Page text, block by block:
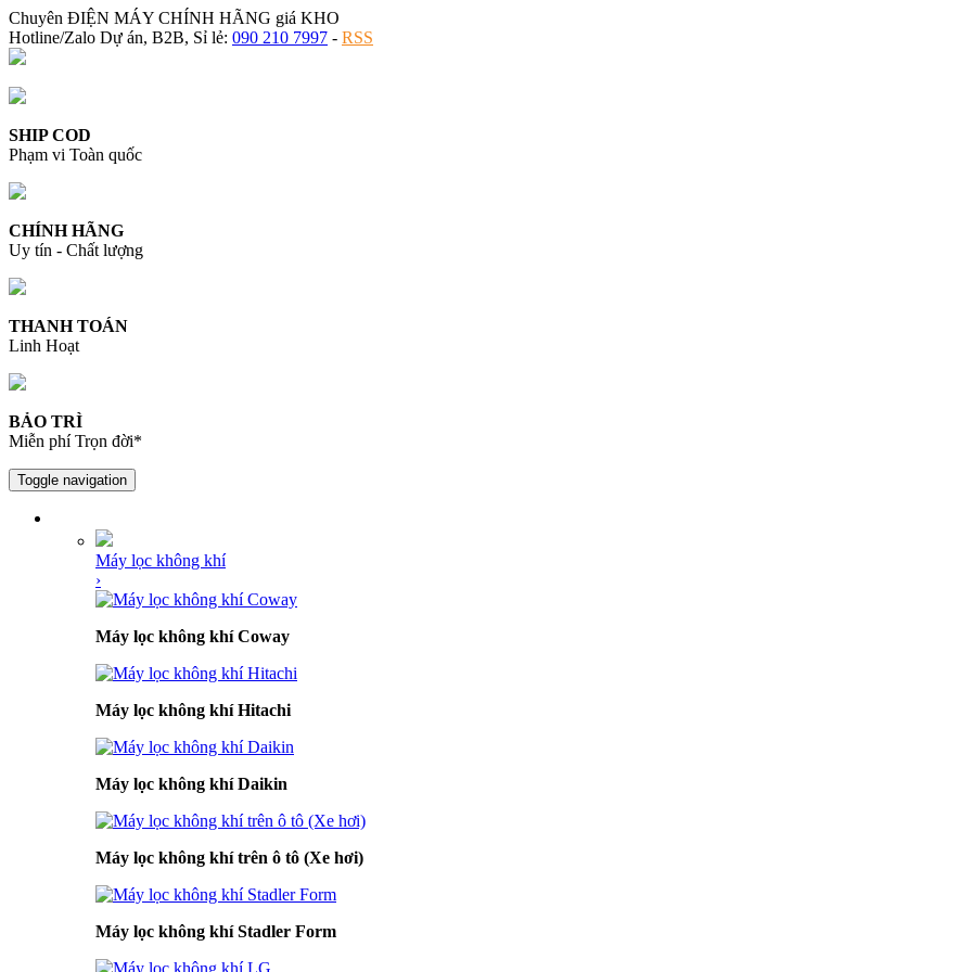
Chuyên ĐIỆN MÁY CHÍNH HÃNG giá KHO
Hotline/Zalo Dự án, B2B, Sỉ lẻ: 090 210 7997 - RSS
SHIP COD
Phạm vi Toàn quốc
CHÍNH HÃNG
Uy tín - Chất lượng
THANH TOÁN
Linh Hoạt
BẢO TRÌ
Miễn phí Trọn đời*
Toggle navigation
Máy lọc không khí
›
Máy lọc không khí Coway
Máy lọc không khí Hitachi
Máy lọc không khí Daikin
Máy lọc không khí trên ô tô (Xe hơi)
Máy lọc không khí Stadler Form